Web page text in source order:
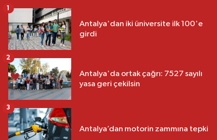
Antalya'dan iki üniversite ilk 100'e
girdi
1
Antalya'da ortak çağrı: 7527 sayılı
yasa geri çekilsin
2
Antalya’dan motorin zammına tepki
3